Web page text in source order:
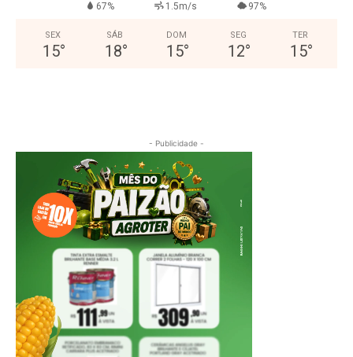
67% 1.5m/s 97%
SEX
15°
SÁB
18°
DOM
15°
SEG
12°
TER
15°
- Publicidade -